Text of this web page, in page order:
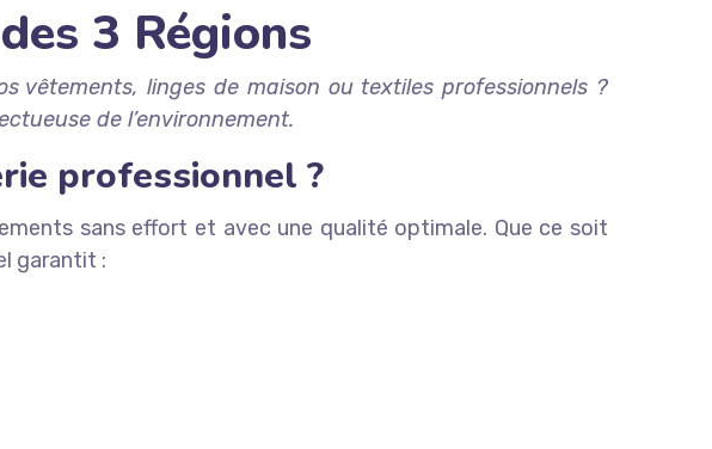
3 Régions
vêtements, linges de maison ou textiles professionnels ?
de l’environnement.
professionnel ?
sans effort et avec une qualité optimale. Que ce soit
garantit :